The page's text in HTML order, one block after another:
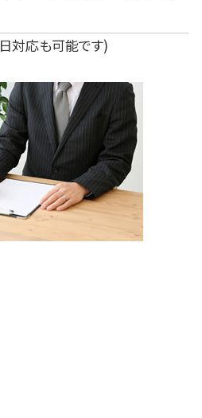
対応も可能です)